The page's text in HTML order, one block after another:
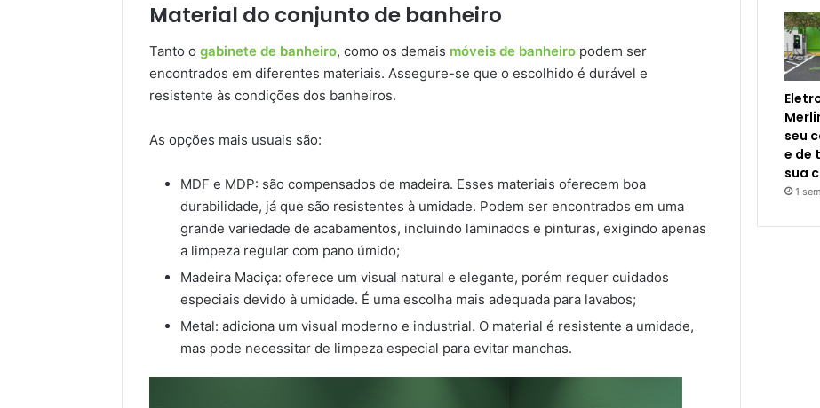
Material do conjunto de banheiro
Tanto o gabinete de banheiro, como os demais móveis de banheiro podem ser
encontrados em diferentes materiais. Assegure-se que o escolhido é durável e
resistente às condições dos banheiros.
As opções mais usuais são:
MDF e MDP: são compensados de madeira. Esses materiais oferecem boa
durabilidade, já que são resistentes à umidade. Podem ser encontrados em uma
grande variedade de acabamentos, incluindo laminados e pinturas, exigindo apenas
a limpeza regular com pano úmido;
Madeira Maciça: oferece um visual natural e elegante, porém requer cuidados
especiais devido à umidade. É uma escolha mais adequada para lavabos;
Metal: adiciona um visual moderno e industrial. O material é resistente a umidade,
mas pode necessitar de limpeza especial para evitar manchas.
seu
e de
sua
1